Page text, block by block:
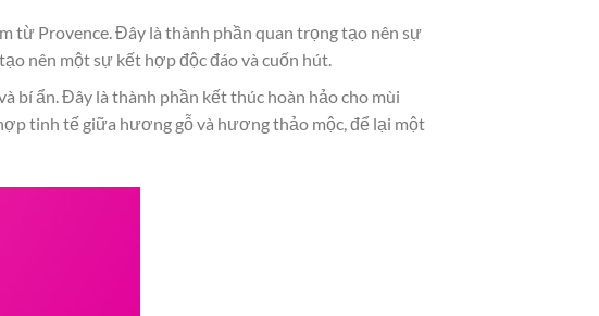
Provence. Đây là thành phần quan trọng tạo nên sự
nên một sự kết hợp độc đáo và cuốn hút.
bí ẩn. Đây là thành phần kết thúc hoàn hảo cho mùi
tinh tế giữa hương gỗ và hương thảo mộc, để lại một